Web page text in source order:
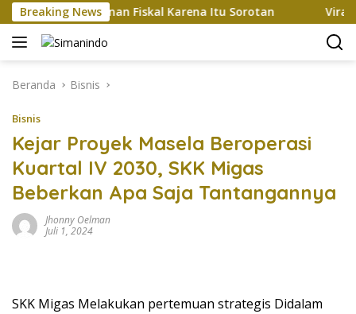
Langsung
ke
konten
Breaking News
5%, Tekanan Fiskal Karena Itu Sorotan Viral
Beranda Bisnis
Bisnis
Kejar Proyek Masela Beroperasi
Kuartal IV 2030, SKK Migas
Beberkan Apa Saja Tantangannya
Jhonny Oelman
Juli 1, 2024
SKK Migas Melakukan pertemuan strategis Didalam